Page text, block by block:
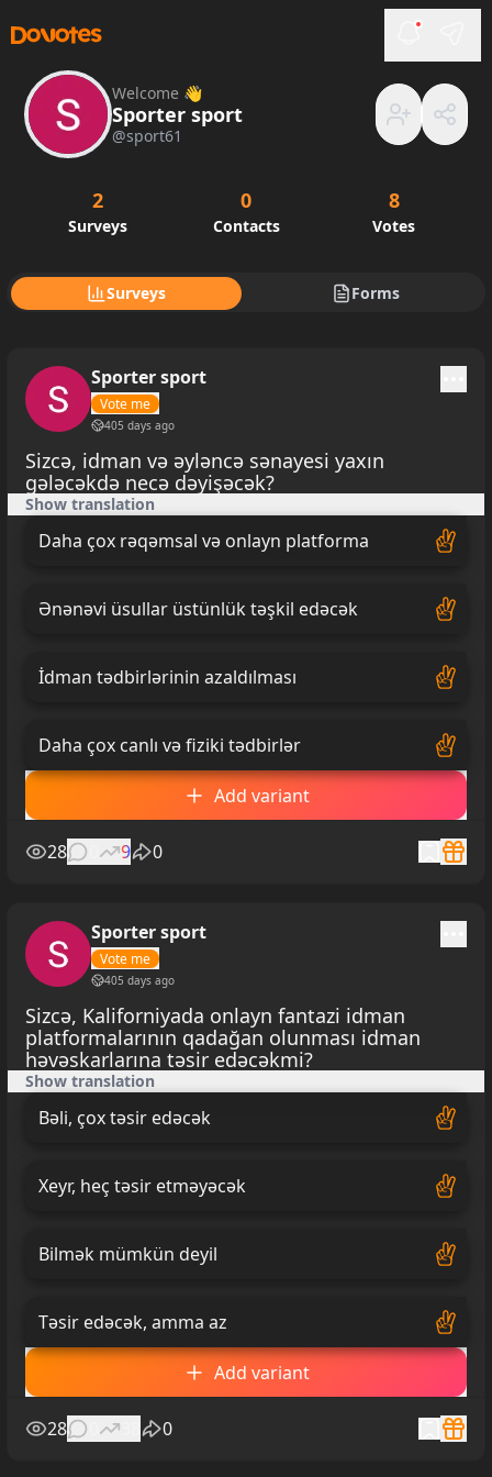
Welcome 👋
Sporter sport
@sport61
2
Surveys
0
Contacts
8
Votes
Surveys Forms
Sporter sport
Vote me
405 days ago
Sizcə, idman və əyləncə sənayesi yaxın
gələcəkdə necə dəyişəcək?
Show translation
Daha çox rəqəmsal və onlayn platforma
Ənənəvi üsullar üstünlük təşkil edəcək
İdman tədbirlərinin azaldılması
Daha çox canlı və fiziki tədbirlər
Add variant
28 9 0
Sporter sport
Vote me
405 days ago
Sizcə, Kaliforniyada onlayn fantazi idman
platformalarının qadağan olunması idman
həvəskarlarına təsir edəcəkmi?
Show translation
Bəli, çox təsir edəcək
Xeyr, heç təsir etməyəcək
Bilmək mümkün deyil
Təsir edəcək, amma az
Add variant
28 0